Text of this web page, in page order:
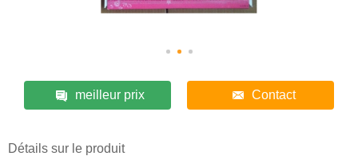
meilleur prix Contact
Détails sur le produit